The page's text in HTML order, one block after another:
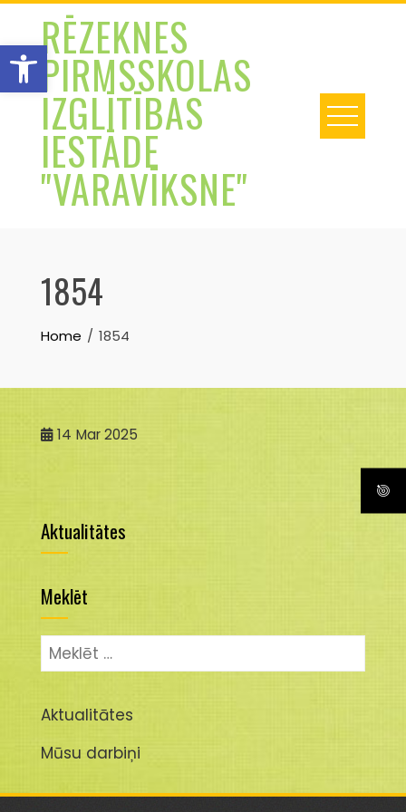
Open toolbar
Skip
contentRĒZEKNES
PIRMSSKOLAS
IZGLĪTĪBAS
IESTĀDE
"VARAVĪKSNE"
1854
Home 1854
14 Mar 2025
Aktualitātes
Meklēt
Meklēt:
Aktualitātes
Mūsu darbiņi